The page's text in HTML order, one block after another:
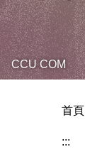
CCU COM
首頁
:::